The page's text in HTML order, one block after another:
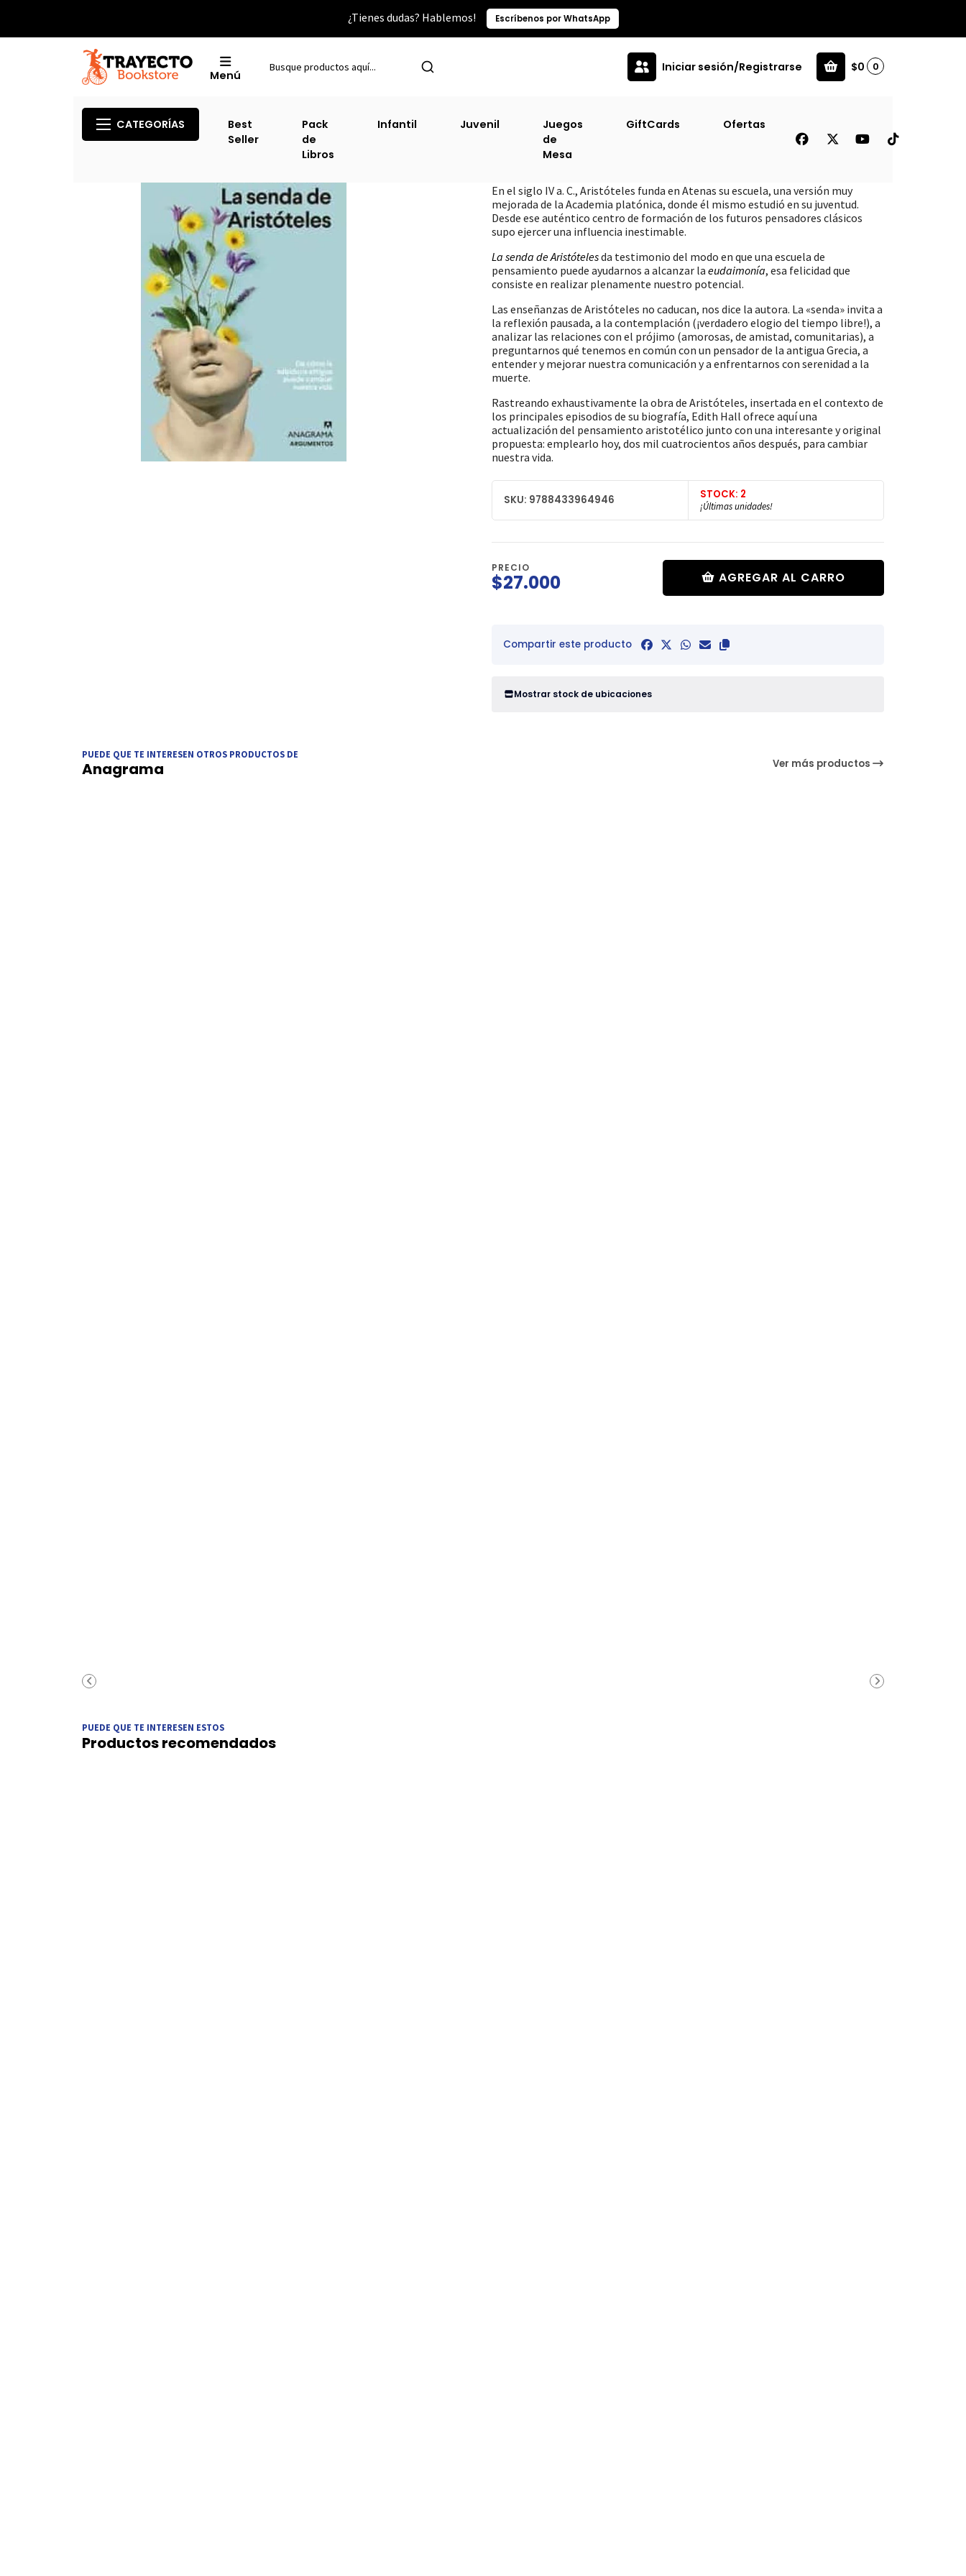
¿Tienes dudas? Hablemos! Escríbenos por WhatsApp
Menú
Iniciar sesión/Registrarse $0 0
CATEGORÍAS
Best
Seller
Pack
de
Libros
Infantil Juvenil
Juegos
de
Mesa
GiftCards Ofertas
Senda De Aristóteles, La [Ana]
En el siglo IV a. C., Aristóteles funda en Atenas su escuela, una versión muy
mejorada de la Academia platónica, donde él mismo estudió en su juventud.
Desde ese auténtico centro de formación de los futuros pensadores clásicos
supo ejercer una influencia inestimable.
La senda de Aristótelesda testimonio del modo en que una escuela de
pensamiento puede ayudarnos a alcanzar la eudaimonía, esa felicidad que
consiste en realizar plenamente nuestro potencial.
Las enseñanzas de Aristóteles no caducan, nos dice la autora. La «senda» invita a
la reflexión pausada, a la contemplación (¡verdadero elogio del tiempo libre!), a
analizar las relaciones con el prójimo (amorosas, de amistad, comunitarias), a
preguntarnos qué tenemos en común con un pensador de la antigua Grecia, a
entender y mejorar nuestra comunicación y a enfrentarnos con serenidad a la
muerte.
Rastreando exhaustivamente la obra de Aristóteles, insertada en el contexto de
los principales episodios de su biografía, Edith Hall ofrece aquí una
actualización del pensamiento aristotélico junto con una interesante y original
propuesta: emplearlo hoy, dos mil cuatrocientos años después, para cambiar
nuestra vida.
SKU: 9788433964946 STOCK: 2
¡Últimas unidades!
PRECIO
$27.000 AGREGAR AL CARRO
Compartir este producto
Mostrar stock de ubicaciones
PUEDE QUE TE INTERESEN OTROS PRODUCTOS DE
Anagrama Ver más productos
PUEDE QUE TE INTERESEN ESTOS
Productos recomendados